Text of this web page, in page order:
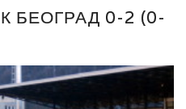
БЕОГРАД 0-2 (0-